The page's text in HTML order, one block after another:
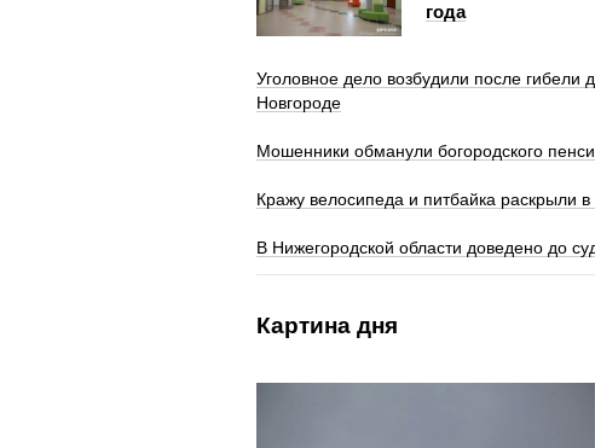
года
Уголовное дело возбудили после
Новгороде
Мошенники обманули богородского
Кражу велосипеда и питбайка раскрыли
В Нижегородской области доведено до
Картина дня